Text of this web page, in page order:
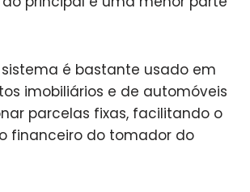
é bastante usado em
imobiliários e de automóveis
parcelas fixas, facilitando o
financeiro do tomador do